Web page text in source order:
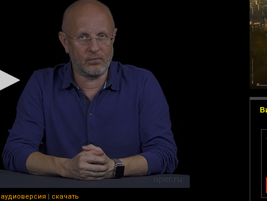
аудиоверсия | скачать